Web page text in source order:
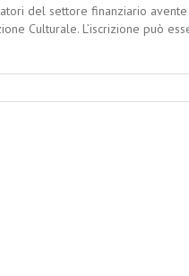
del settore finanziario
Culturale. L’iscrizione può